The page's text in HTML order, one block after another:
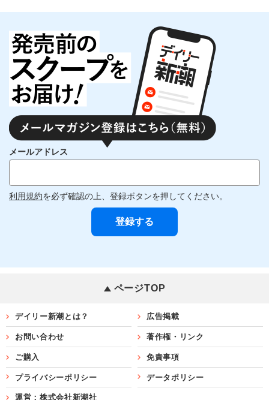
メールアドレス
利用規約を必ず確認の上、登録ボタンを押してください。
ページTOP
デイリー新潮とは？ 広告掲載
お問い合わせ 著作権・リンク
ご購入 免責事項
プライバシーポリシー データポリシー
運営：株式会社新潮社